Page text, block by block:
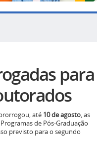
para
até 10 de agosto, as
de Pós-Graduação
previsto para o segundo